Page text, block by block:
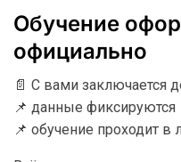
Обучение
официально
📄 С вами заключается
📌 данные фиксируются
📌 обучение проходит